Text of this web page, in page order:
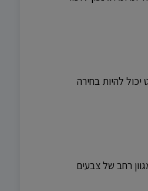
להיות בחירה
רחב של צבעים